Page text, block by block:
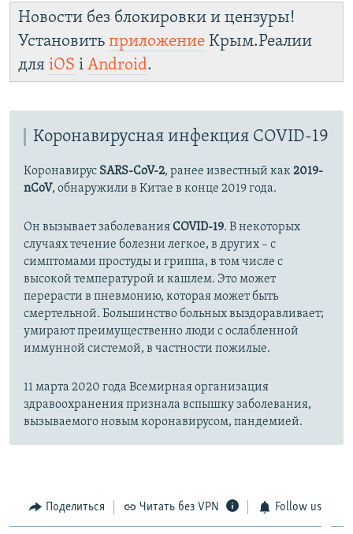
Новости без блокировки и цензуры!
Установить приложение Крым.Реалии
для iOS і Android.
Коронавирусная инфекция COVID-19
Коронавирус SARS-CoV-2, ранее известный как2019-
nCoV, обнаружили в Китае в конце 2019 года.
Он вызывает заболеванияCOVID-19. В некоторых
случаях течение болезни легкое, в других – с
симптомами простуды и гриппа, в том числе с
высокой температурой и кашлем. Это может
перерасти в пневмонию, которая может быть
смертельной. Большинство больных выздоравливает;
умирают преимущественно люди с ослабленной
иммунной системой, в частности пожилые.
11 марта 2020 года Всемирная организация
здравоохранения признала вспышку заболевания,
вызываемого новым коронавирусом, пандемией.
Поделиться Читать без VPN Follow us